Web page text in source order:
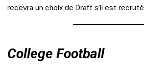
recevra un choix de Draft s’il est
College Football